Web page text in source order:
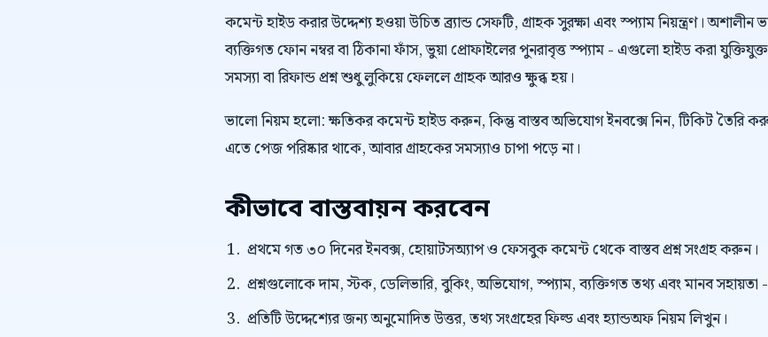
কমেন্ট হাইড করার উদ্দেশ্য হওয়া উচিত ব্র্যান্ড সেফটি, গ্রাহক সুরক্ষা এবং স্প্যাম নিয়ন্ত্রণ। অশালীন
ব্যক্তিগত ফোন নম্বর বা ঠিকানা ফাঁস, ভুয়া প্রোফাইলের পুনরাবৃত্ত স্প্যাম - এগুলো হাইড করা
সমস্যা বা রিফান্ড প্রশ্ন শুধু লুকিয়ে ফেললে গ্রাহক আরও ক্ষুব্ধ হয়।
ভালো নিয়ম হলো: ক্ষতিকর কমেন্ট হাইড করুন, কিন্তু বাস্তব অভিযোগ ইনবক্সে নিন, টিকিট তৈরি
এতে পেজ পরিষ্কার থাকে, আবার গ্রাহকের সমস্যাও চাপা পড়ে না।
কীভাবে বাস্তবায়ন করবেন
প্রথমে গত ৩০ দিনের ইনবক্স, হোয়াটসঅ্যাপ ও ফেসবুক কমেন্ট থেকে বাস্তব প্রশ্ন সংগ্রহ করুন।
প্রশ্নগুলোকে দাম, স্টক, ডেলিভারি, বুকিং, অভিযোগ, স্প্যাম, ব্যক্তিগত তথ্য এবং মানব
প্রতিটি উদ্দেশ্যের জন্য অনুমোদিত উত্তর, তথ্য সংগ্রহের ফিল্ড এবং হ্যান্ডঅফ নিয়ম লিখুন।